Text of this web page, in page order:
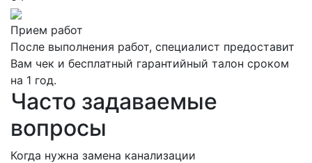
Прием работ
После выполнения работ, специалист предоставит
Вам чек и бесплатный гарантийный талон сроком
на 1 год.
Часто задаваемые
вопросы
Когда нужна замена канализации